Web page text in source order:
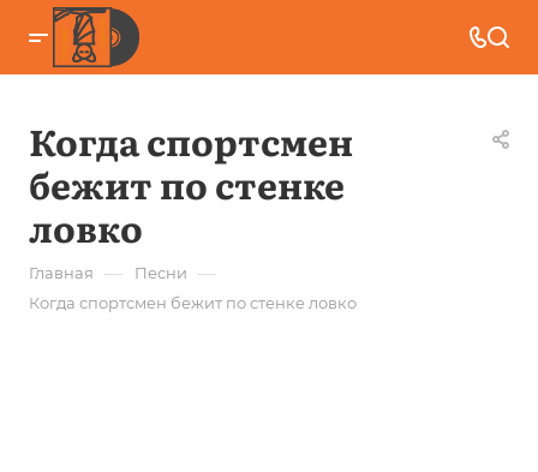
Когда спортсмен
бежит по стенке
ловко
Главная — Песни —
Когда спортсмен бежит по стенке ловко